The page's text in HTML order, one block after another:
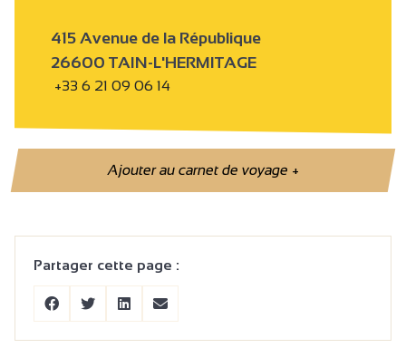
415 Avenue de la République
26600 TAIN-L'HERMITAGE
+33 6 21 09 06 14
Ajouter au carnet de voyage+
Partager cette page :